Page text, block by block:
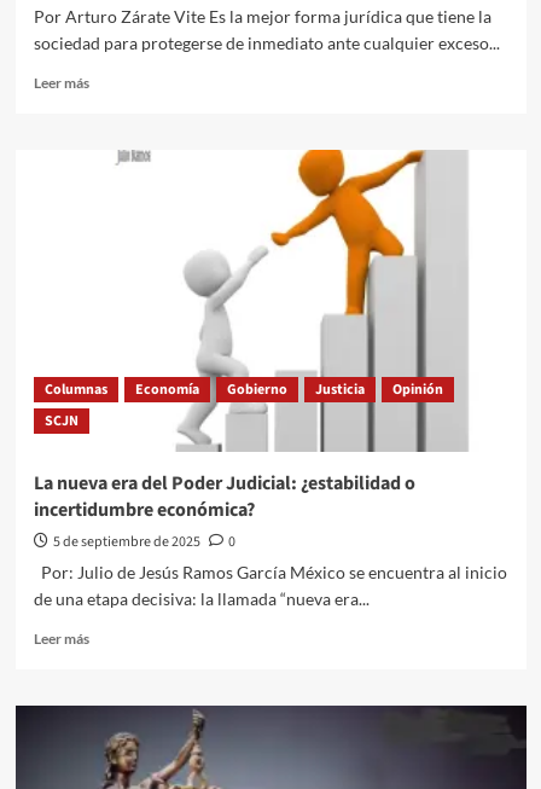
tragó
la
de
Por Arturo Zárate Vite Es la mejor forma jurídica que tiene la
sociedad para protegerse de inmediato ante cualquier exceso...
Leer másLeer
Juicio
Columnas Economía Gobierno Justicia
Opinión
SCJN
La nueva era del Poder Judicial: ¿estabilidad o
incertidumbre económica?
5 de septiembre de 2025
0
Por: Julio de Jesús Ramos García México se encuentra al inicio
de una etapa decisiva: la llamada “nueva era...
Leer másLeer
La
nueva
era
del